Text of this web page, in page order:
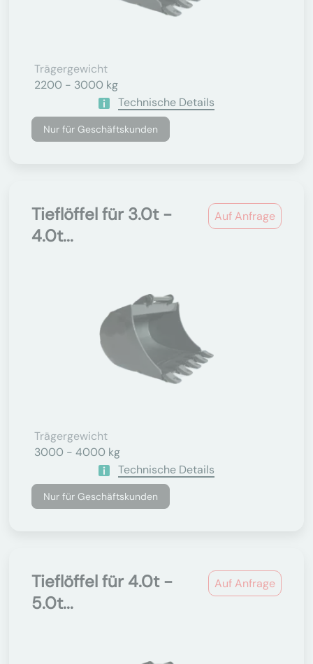
Trägergewicht
2200 - 3000 kg
Technische Details
Nur für Geschäftskunden
Auf Anfrage
Tieflöffel für 3.0t -
4.0t...
Trägergewicht
3000 - 4000 kg
Technische Details
Nur für Geschäftskunden
Auf Anfrage
Tieflöffel für 4.0t -
5.0t...